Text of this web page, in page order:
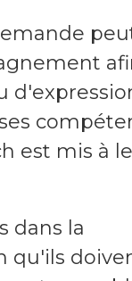
est mis à
dans la
qu'ils